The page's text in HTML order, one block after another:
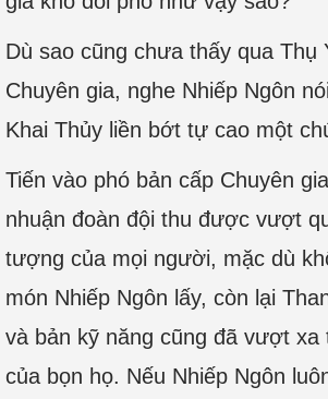
Dù sao cũng chưa thấy qua Thụ
Chuyên gia, nghe Nhiếp Ngôn
Khai Thủy liền bớt tự cao một
Tiến vào phó bản cấp Chuyên
nhuận đoàn đội thu được vượt
tượng của mọi người, mặc dù
món Nhiếp Ngôn lấy, còn lại
và bản kỹ năng cũng đã vượt
của bọn họ. Nếu Nhiếp Ngôn